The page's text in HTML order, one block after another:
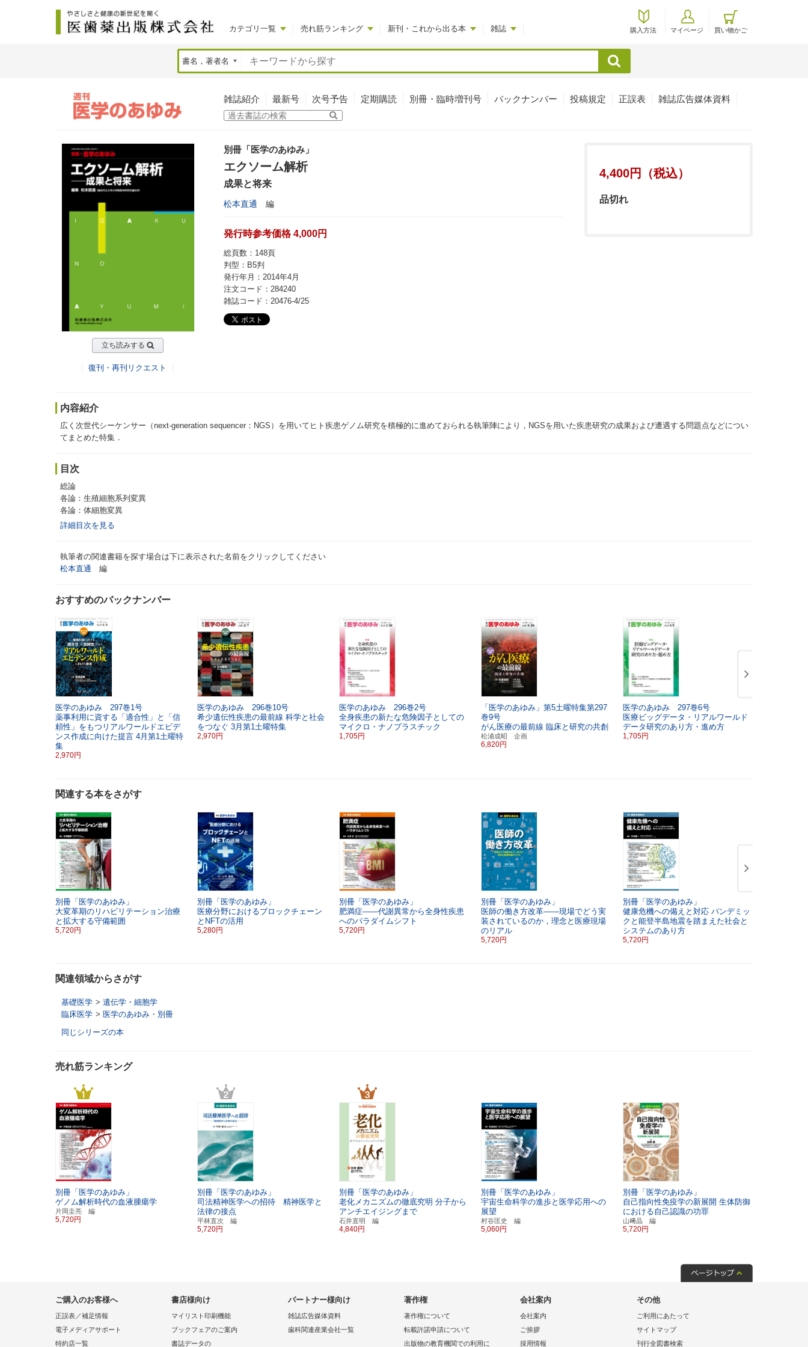
カテゴリ一覧 売れ筋ランキング 新刊・これから出る本 雑誌 購入方法 マイページ 買い物かご
検索
雑誌紹介 最新号 次号予告 定期購読 別冊・臨時増刊号 バックナンバー 投稿規定 正誤表 雑誌広告媒体資料
立ち読みする
復刊・再刊リクエスト
4,400円（税込）
品切れ
別冊「医学のあゆみ」
エクソーム解析
成果と将来
松本直通 編
発行時参考価格 4,000円
総頁数：148頁
判型：B5判
発行年月：2014年4月
注文コード：284240
雑誌コード：20476-4/25
内容紹介
広く次世代シーケンサー（next-generation sequencer：NGS）を用いてヒト疾患ゲノム研究を積極的に進めておられる執筆陣により，NGSを用いた疾患研究の成果および遭遇する問題点などについ
てまとめた特集．
目次
総論
各論：生殖細胞系列変異
各論：体細胞変異
詳細目次を見る
執筆者の関連書籍を探す場合は下に表示された名前をクリックしてください
松本直通 編
おすすめのバックナンバー
医学のあゆみ 297巻1号
薬事利用に資する「適合性」と「信
頼性」をもつリアルワールドエビデ
ンス作成に向けた提言 4月第1土曜特
集
2,970円
医学のあゆみ 296巻10号
希少遺伝性疾患の最前線 科学と社会
をつなぐ 3月第1土曜特集
2,970円
医学のあゆみ 296巻2号
全身疾患の新たな危険因子としての
マイクロ・ナノプラスチック
1,705円
「医学のあゆみ」第5土曜特集第297
巻9号
がん医療の最前線 臨床と研究の共創
松浦成昭 企画
6,820円
医学のあゆみ 297巻6号
医療ビッグデータ・リアルワールド
データ研究のあり方・進め方
1,705円
関連する本をさがす
別冊「医学のあゆみ」
大変革期のリハビリテーション治療
と拡大する守備範囲
5,720円
別冊「医学のあゆみ」
医療分野におけるブロックチェーン
とNFTの活用
5,280円
別冊「医学のあゆみ」
肥満症――代謝異常から全身性疾患
へのパラダイムシフト
5,720円
別冊「医学のあゆみ」
医師の働き方改革――現場でどう実
装されているのか，理念と医療現場
のリアル
5,720円
別冊「医学のあゆみ」
健康危機への備えと対応 パンデミッ
クと能登半島地震を踏まえた社会と
システムのあり方
5,720円
関連領域からさがす
基礎医学 > 遺伝学・細胞学
臨床医学 > 医学のあゆみ・別冊
同じシリーズの本
売れ筋ランキング
別冊「医学のあゆみ」
ゲノム解析時代の血液腫瘍学
片岡圭亮 編
5,720円
別冊「医学のあゆみ」
司法精神医学への招待 精神医学と
法律の接点
平林直次 編
5,720円
別冊「医学のあゆみ」
老化メカニズムの徹底究明 分子から
アンチエイジングまで
石井直明 編
4,840円
別冊「医学のあゆみ」
宇宙生命科学の進歩と医学応用への
展望
村谷匡史 編
5,060円
別冊「医学のあゆみ」
自己指向性免疫学の新展開 生体防御
における自己認識の功罪
山﨑晶 編
5,720円
ご購入のお客様へ
正誤表／補足情報
電子メディアサポート
特約店一覧
書店様向け
マイリスト印刷機能
ブックフェアのご案内
書誌データの
パートナー様向け
雑誌広告媒体資料
歯科関連産業会社一覧
著作権
著作権について
転載許諾申請について
出版物の教育機関での利用に
会社案内
会社案内
ご挨拶
採用情報
その他
ご利用にあたって
サイトマップ
刊行全図書検索